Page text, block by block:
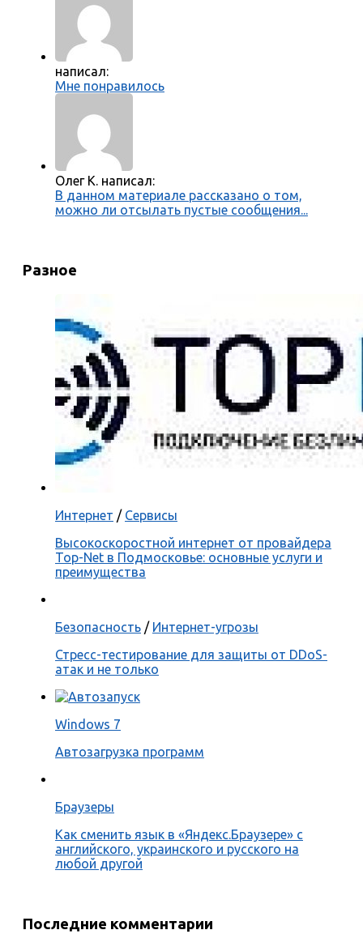
написал:
Мне понравилось
Олег К. написал:
В данном материале рассказано о том,
можно ли отсылать пустые сообщения...
Разное
Интернет / Сервисы
Высокоскоростной интернет от провайдера
Top-Net в Подмосковье: основные услуги и
преимущества
Безопасность / Интернет-угрозы
Стресс-тестирование для защиты от DDoS-
атак и не только
Windows 7
Автозагрузка программ
Браузеры
Как сменить язык в «Яндекс.Браузере» с
английского, украинского и русского на
любой другой
Последние комментарии